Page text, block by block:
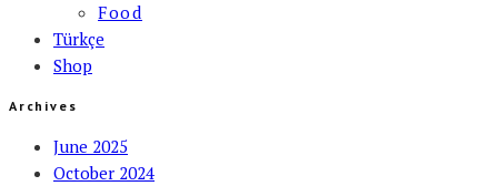
Food
Türkçe
Shop
Archives
June 2025
October 2024